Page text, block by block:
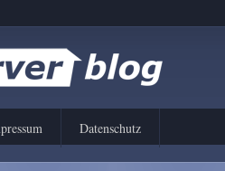
Datenschutz